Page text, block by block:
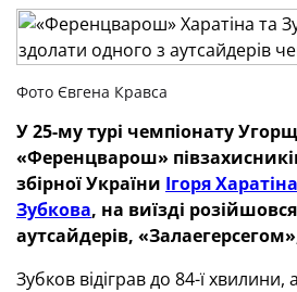
Фото Євгена Кравса
У 25-му турі чемпіонату
«Ференцварош»
збірної України Ігоря Харатіна
Зубкова, на виїзді
аутсайдерів,
Зубков відіграв до 84-ї хвилини,